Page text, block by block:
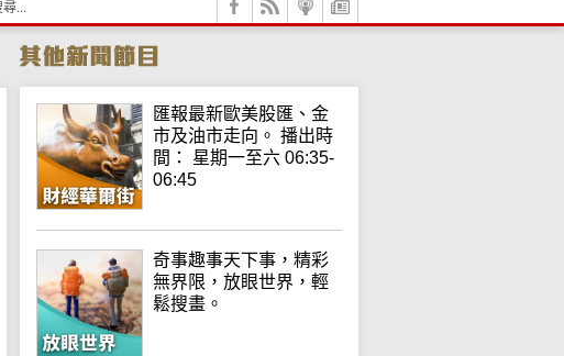
匯報最新歐美股匯、金
市及油市走向。 播出時
間： 星期一至六 06:35-
06:45
奇事趣事天下事，精彩
無界限，放眼世界，輕
鬆搜畫。